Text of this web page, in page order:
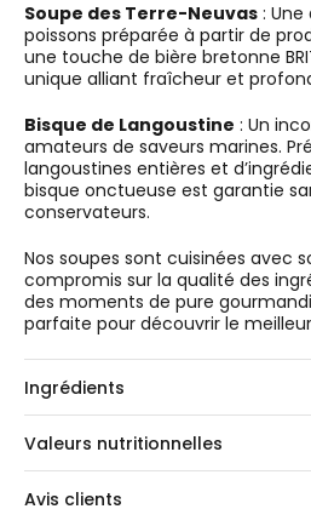
Soupe des Terre-Neuvas :
poissons préparée à partir de
une touche de bière bretonne
unique alliant fraîcheur et
Bisque de Langoustine : Un
amateurs de saveurs marines.
langoustines entières et
bisque onctueuse est garantie
conservateurs.
Nos soupes sont cuisinées avec
compromis sur la qualité des
des moments de pure
parfaite pour découvrir le
Ingrédients
Valeurs nutritionnelles
Avis clients